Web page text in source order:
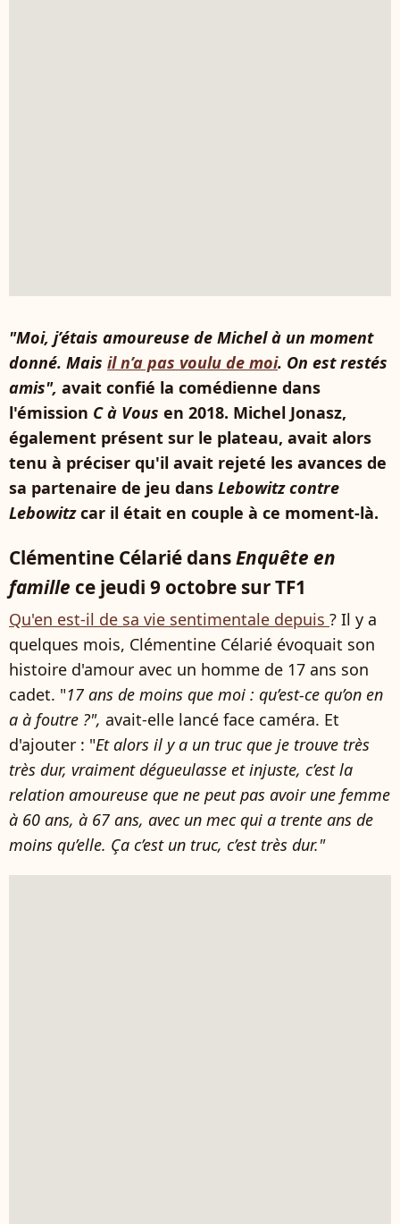
"Moi, j’étais amoureuse de Michel à un moment
donné. Mais il n’a pas voulu de moi. On est restés
amis", avait confié la comédienne dans
l'émission C à Vous en 2018. Michel Jonasz,
également présent sur le plateau, avait alors
tenu à préciser qu'il avait rejeté les avances de
sa partenaire de jeu dans Lebowitz contre
Lebowitzcar il était en couple à ce moment-là.
Clémentine Célarié dansEnquête en
famille ce jeudi 9 octobre sur TF1
Qu'en est-il de sa vie sentimentale depuis ? Il y a
quelques mois, Clémentine Célarié évoquait son
histoire d'amour avec un homme de 17 ans son
cadet. "17 ans de moins que moi : qu’est-ce qu’on en
a à foutre ?", avait-elle lancé face caméra. Et
d'ajouter : "Et alors il y a un truc que je trouve très
très dur, vraiment dégueulasse et injuste, c’est la
relation amoureuse que ne peut pas avoir une femme
à 60 ans, à 67 ans, avec un mec qui a trente ans de
moins qu’elle. Ça c’est un truc, c’est très dur."